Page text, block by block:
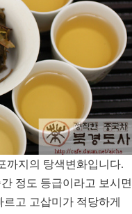
까지의 탕색변화입니다.
정도 등급이라고 보시면
고 고삽미가 적당하게